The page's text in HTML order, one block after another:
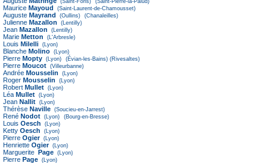
(Saint-Fons) (Saint-Pierre-la-Palud)
Maurice Mayoud (Saint-Laurent-de-Chamousset)
Auguste Mayrand (Oullins) (Chanaleilles)
Julienne Mazallon (Lentilly)
Jean Mazallon (Lentilly)
Marie Metton (L'Arbresle)
Louis Milelli (Lyon)
Blanche Molino (Lyon)
Pierre Mopty (Lyon) (Évian-les-Bains) (Rivesaltes)
Pierre Moucot (Villeurbanne)
Andrée Mousselin (Lyon)
Roger Mousselin (Lyon)
Robert Mullet (Lyon)
Léa Mullet (Lyon)
Jean Nallit (Lyon)
Thérèse Naville (Soucieu-en-Jarrest)
René Nodot (Lyon) (Bourg-en-Bresse)
Louis Oesch (Lyon)
Ketty Oesch (Lyon)
Pierre Ogier (Lyon)
Henriette Ogier (Lyon)
Marguerite Page (Lyon)
Pierre Page (Lyon)